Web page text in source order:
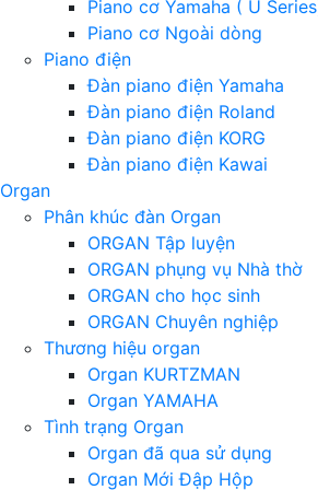
Piano cơ Yamaha ( U
Piano cơ Ngoài dòng
Piano điện
Đàn piano điện Yamaha
Đàn piano điện Roland
Đàn piano điện KORG
Đàn piano điện Kawai
Organ
Phân khúc đàn Organ
ORGAN Tập luyện
ORGAN phụng vụ Nhà thờ
ORGAN cho học sinh
ORGAN Chuyên nghiệp
Thương hiệu organ
Organ KURTZMAN
Organ YAMAHA
Tình trạng Organ
Organ đã qua sử dụng
Organ Mới Đập Hộp